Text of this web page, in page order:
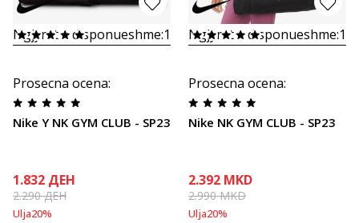
Ngjyrat e disponueshme:1
Prosecna ocena:
Nike Y NK GYM CLUB - SP23
1.832 ДЕН
2.290ДЕН
Ulja20%
Ngjyrat e disponueshme:1
Prosecna ocena:
Nike NK GYM CLUB - SP23
2.392 MKD
2.990MKD
Ulja20%